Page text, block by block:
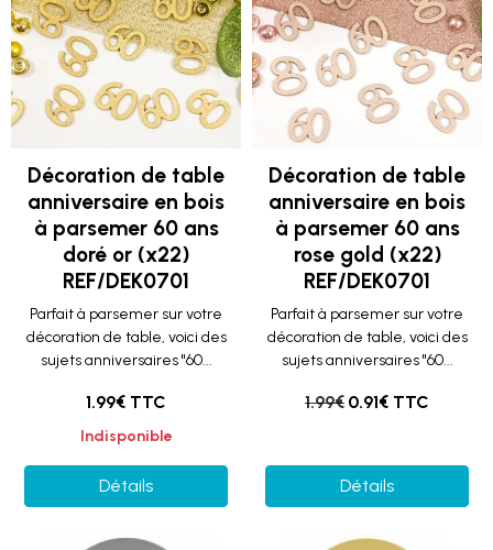
Décoration de table
anniversaire en bois
à parsemer 60 ans
doré or (x22)
REF/DEK0701
Parfait à parsemer sur votre
décoration de table, voici des
sujets anniversaires "60...
1.99€ TTC
Indisponible
Détails
Décoration de table
anniversaire en bois
à parsemer 60 ans
rose gold (x22)
REF/DEK0701
Parfait à parsemer sur votre
décoration de table, voici des
sujets anniversaires "60...
1.99€ 0.91€ TTC
Détails